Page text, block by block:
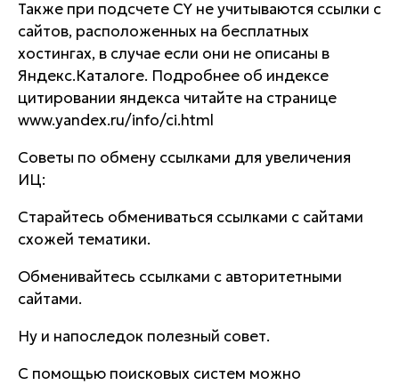
Также при подсчете CY не учитываются ссылки с
сайтов, расположенных на бесплатных
хостингах, в случае если они не описаны в
Яндекс.Каталоге. Подробнее об индексе
цитировании яндекса читайте на странице
www.yandex.ru/info/ci.html
Советы по обмену ссылками для увеличения
ИЦ:
Старайтесь обмениваться ссылками с сайтами
схожей тематики.
Обменивайтесь ссылками с авторитетными
сайтами.
Ну и напоследок полезный совет.
С помощью поисковых систем можно